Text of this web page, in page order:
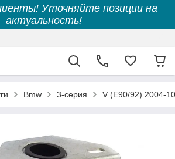
Уточняйте позиции на
актуальность!
Bmw 3-серия V (E90/92) 2004-10